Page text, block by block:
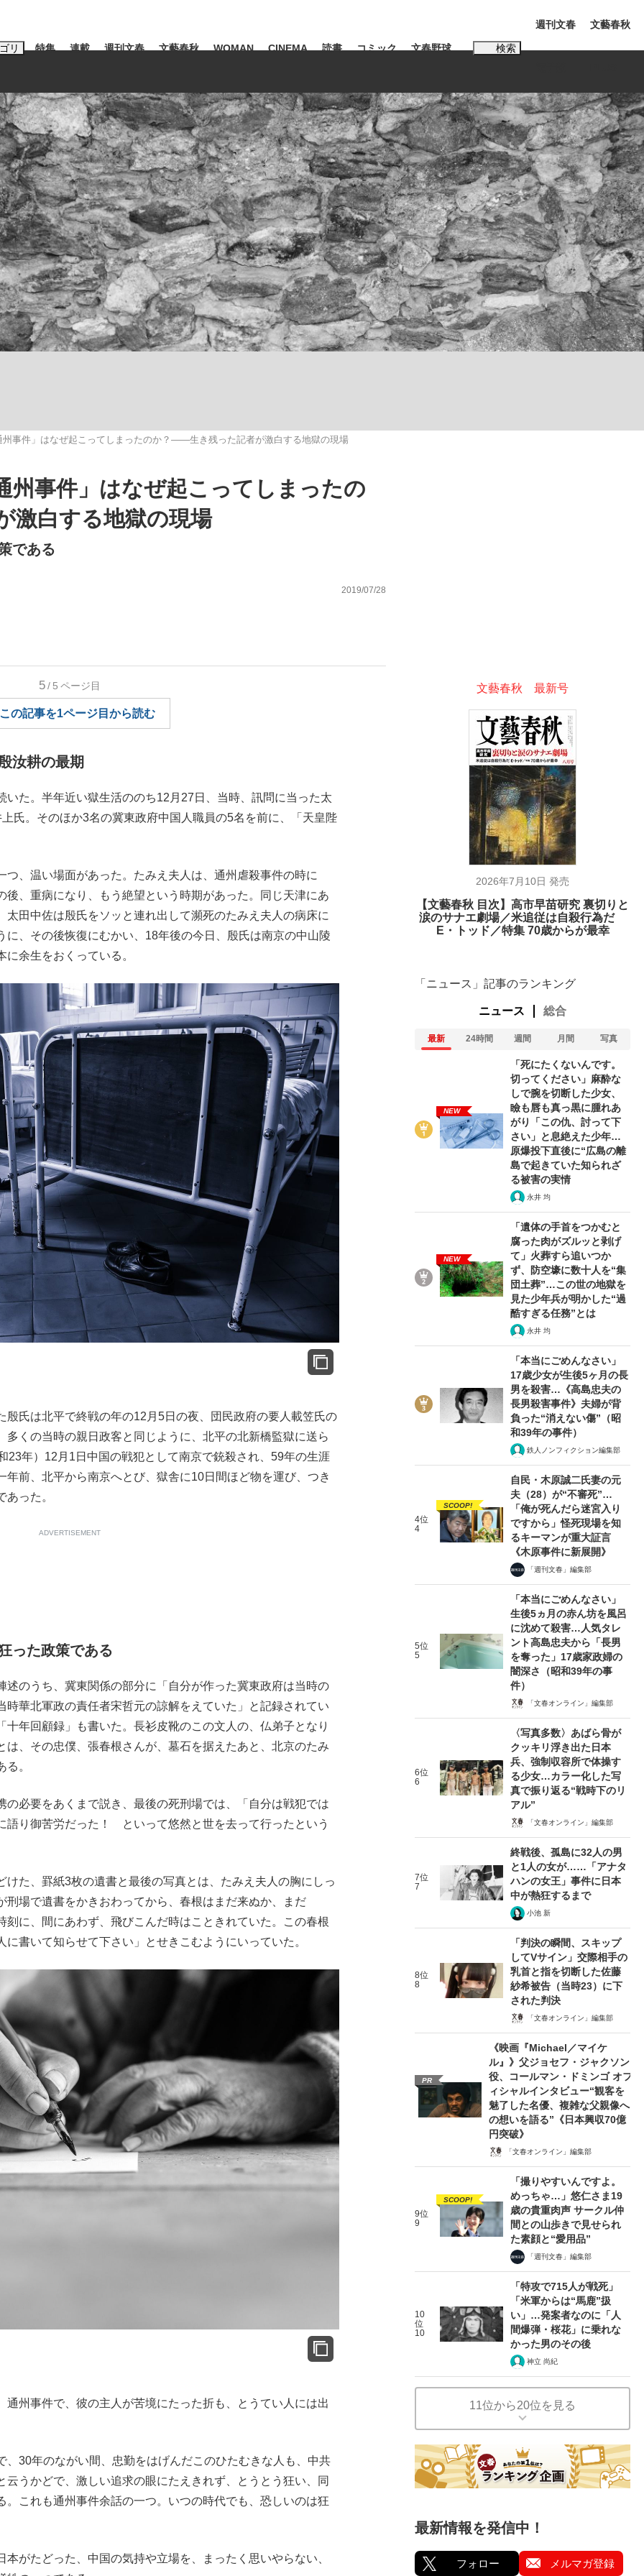
リ
明かした日本代表監督に... 「最悪の空気のまま解散」WBC日本代表“敗戦”の真実 選手が明かす...
もっと見る
特集
観る将棋、読む将棋
連載 週刊文春 文藝春秋 WOMAN CINEMA 読書 コミック 文春野球 検索
ワードタグ一覧
凌輝 #高市早苗 #後藤真希 #森岡毅 #城彰二 #内田有紀
#松田聖子
亀和田武
週刊文春 文藝春秋
事件」はなぜ起こってしまったのか？――生き残った記者が激白する地獄の現場
事件」はなぜ起こってしまったの
白する地獄の現場
である
2019/07/28
5/5 ページ目
の記事を1ページ目から読む
汝耕の最期
た。半年近い獄生活ののち12月27日、当時、訊問に当った太
氏。そのほか3名の冀東政府中国人職員の5名を前に、「天皇陛
、温い場面があった。たみえ夫人は、通州虐殺事件の時に
後、重病になり、もう絶望という時期があった。同じ天津にあ
田中佐は殷氏をソッと連れ出して瀕死のたみえ夫人の病床に
に、その後恢復にむかい、18年後の今日、殷氏は南京の中山陵
余生をおくっている。
氏は北平で終戦の年の12月5日の夜、団民政府の要人載笠氏の
くの当時の親日政客と同じように、北平の北新橋監獄に送ら
23年）12月1日中国の戦犯として南京で銃殺され、59年の生涯
前、北平から南京へとび、獄舎に10日間ほど物を運び、つき
った。
ADVERTISEMENT
った政策である
のうち、冀東関係の部分に「自分が作った冀東政府は当時の
時華北軍政の責任者宋哲元の諒解をえていた」と記録されてい
年回顧録」も書いた。長衫皮靴のこの文人の、仏弟子となり
は、その忠僕、張春根さんが、墓石を据えたあと、北京のたみ
。
必要をあくまで説き、最後の死刑場では、「自分は戦犯では
語り御苦労だった！ といって悠然と世を去って行ったという
た、罫紙3枚の遺書と最後の写真とは、たみえ夫人の胸にしっ
刑場で遺書をかきおわってから、春根はまだ来ぬか、まだ
に、間にあわず、飛びこんだ時はこときれていた。この春根
書いて知らせて下さい」とせきこむようにいっていた。
州事件で、彼の主人が苦境にたった折も、とうてい人には出
30年のながい間、忠勤をはげんだこのひたむきな人も、中共
うかどで、激しい追求の眼にたえきれず、とうとう狂い、同
。これも通州事件余話の一つ。いつの時代でも、恐しいのは狂
がたどった、中国の気持や立場を、まったく思いやらない、
文藝春秋 最新号
2026年7月10日 発売
【文藝春秋 目次】高市早苗研究 裏切りと
涙のサナエ劇場／米追従は自殺行為だ
E・トッド／特集 70歳からが最幸
「ニュース」記事のランキング
ニュース 総合
最新 24時間 週間 月間 写真
NEW
「死にたくないんです。
切ってください」麻酔な
しで腕を切断した少女、
瞼も唇も真っ黒に腫れあ
がり「この仇、討って下
さい」と息絶えた少年…
原爆投下直後に“広島の離
島で起きていた知られざ
る被害の実情
永井 均
NEW
「遺体の手首をつかむと
腐った肉がズルッと剥げ
て」火葬すら追いつか
ず、防空壕に数十人を“集
団土葬”…この世の地獄を
見た少年兵が明かした“過
酷すぎる任務”とは
永井 均
「本当にごめんなさい」
17歳少女が生後5ヶ月の長
男を殺害…《高島忠夫の
長男殺害事件》夫婦が背
負った“消えない傷”（昭
和39年の事件）
鉄人ノンフィクション編集部
4位
4
SCOOP!
自民・木原誠二氏妻の元
夫（28）が“不審死”…
「俺が死んだら迷宮入り
ですから」怪死現場を知
るキーマンが重大証言
《木原事件に新展開》
「週刊文春」編集部
5位
5
「本当にごめんなさい」
生後5ヵ月の赤ん坊を風呂
に沈めて殺害…人気タレ
ント高島忠夫から「長男
を奪った」17歳家政婦の
闇深さ（昭和39年の事
件）
「文春オンライン」編集部
6位
6
〈写真多数〉あばら骨が
クッキリ浮き出た日本
兵、強制収容所で体操す
る少女…カラー化した写
真で振り返る“戦時下のリ
アル”
「文春オンライン」編集部
7位
7
終戦後、孤島に32人の男
と1人の女が……「アナタ
ハンの女王」事件に日本
中が熱狂するまで
小池 新
8位
8
「判決の瞬間、スキップ
してVサイン」交際相手の
乳首と指を切断した佐藤
紗希被告（当時23）に下
された判決
「文春オンライン」編集部
PR
《映画『Michael／マイケ
ル』》父ジョセフ・ジャクソン
役、コールマン・ドミンゴ オフ
ィシャルインタビュー“観客を
魅了した名優、複雑な父親像へ
の想いを語る”《日本興収70億
円突破》
「文春オンライン」編集部
9位
9
SCOOP!
「撮りやすいんですよ。
めっちゃ…」悠仁さま19
歳の貴重肉声 サークル仲
間との山歩きで見せられ
た素顔と“愛用品”
「週刊文春」編集部
10
位
10
「特攻で715人が戦死」
「米軍からは“馬鹿”扱
い」…発案者なのに「人
間爆弾・桜花」に乗れな
かった男のその後
神立 尚紀
11位から20位を見る
最新情報を発信中！
フォロー メルマガ登録